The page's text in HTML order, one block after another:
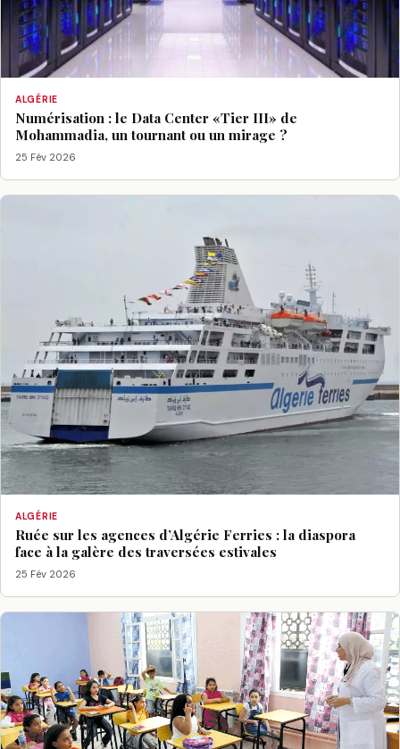
ALGÉRIE
Numérisation : le Data Center «Tier III» de
Mohammadia, un tournant ou un mirage ?
25 Fév 2026
ALGÉRIE
Ruée sur les agences d’Algérie Ferries : la diaspora
face à la galère des traversées estivales
25 Fév 2026